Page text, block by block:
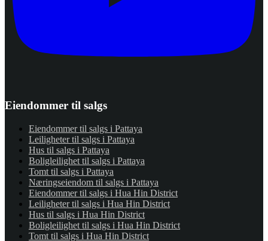
Eiendommer til salgs
Eiendommer til salgs i Pattaya
Leiligheter til salgs i Pattaya
Hus til salgs i Pattaya
Boligleilighet til salgs i Pattaya
Tomt til salgs i Pattaya
Næringseiendom til salgs i Pattaya
Eiendommer til salgs i Hua Hin District
Leiligheter til salgs i Hua Hin District
Hus til salgs i Hua Hin District
Boligleilighet til salgs i Hua Hin District
Tomt til salgs i Hua Hin District